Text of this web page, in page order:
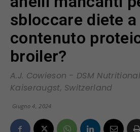
sbloccare diete
contenuto
broiler?
A.J. Cowieson - DSM
Kaiseraugst, Switzerland
Giugno 4, 2024